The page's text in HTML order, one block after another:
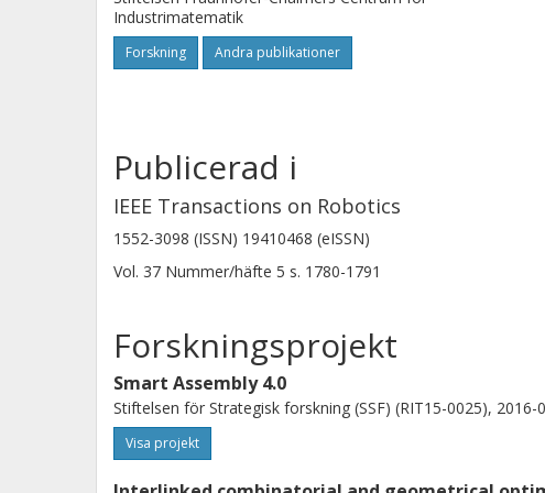
Industrimatematik
Forskning Andra publikationer
Publicerad i
IEEE Transactions on Robotics
1552-3098 (ISSN) 19410468 (eISSN)
Vol. 37 Nummer/häfte 5 s. 1780-1791
Forskningsprojekt
Smart Assembly 4.0
Stiftelsen för Strategisk forskning (SSF) (RIT15-0025), 2016-
Visa projekt